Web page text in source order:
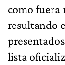
como fuera
resultando
lista